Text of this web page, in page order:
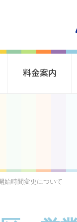
時間変更について